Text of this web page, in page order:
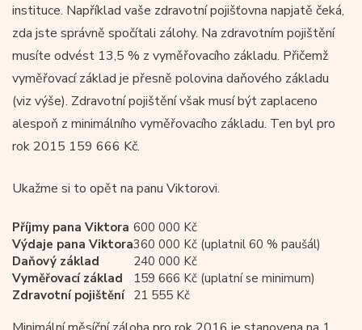
instituce. Například vaše zdravotní pojišťovna napjatě čeká,
zda jste správně spočítali zálohy. Na zdravotním pojištění
musíte odvést 13,5 % z vyměřovacího základu. Přičemž
vyměřovací základ je přesně polovina daňového základu
(viz výše). Zdravotní pojištění však musí být zaplaceno
alespoň z minimálního vyměřovacího základu. Ten byl pro
rok 2015 159 666 Kč.
Ukažme si to opět na panu Viktorovi.
Příjmy pana Viktora 600 000 Kč
Výdaje pana Viktora360 000 Kč (uplatnil 60 % paušál)
Daňový základ
240 000 Kč
Vyměřovací základ
159 666 Kč (uplatní se minimum)
Zdravotní pojištění 21 555 Kč